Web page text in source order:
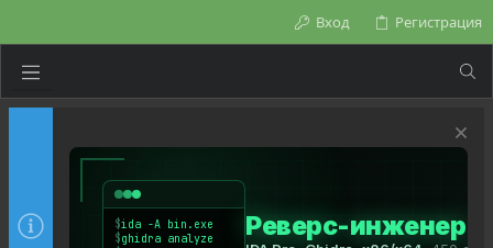
Вход Регистрация